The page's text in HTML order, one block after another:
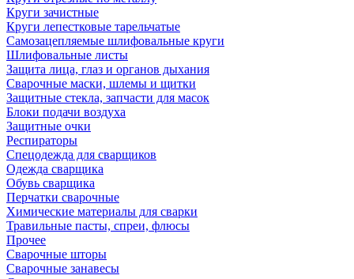
Круги зачистные
Круги лепестковые тарельчатые
Самозацепляемые шлифовальные круги
Шлифовальные листы
Защита лица, глаз и органов дыхания
Сварочные маски, шлемы и щитки
Защитные стекла, запчасти для масок
Блоки подачи воздуха
Защитные очки
Респираторы
Спецодежда для сварщиков
Одежда сварщика
Обувь сварщика
Перчатки сварочные
Химические материалы для сварки
Травильные пасты, спреи, флюсы
Прочее
Сварочные шторы
Сварочные занавесы